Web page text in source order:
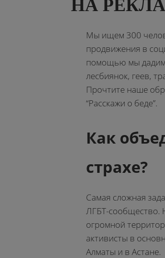
НА
Мы ищем 300
продвижения в
помощью мы дадим
лесбиянок, геев,
Прочтите наше
“Расскажи о беде”.
Как
страхе?
Самая сложная
ЛГБТ-сообщество.
огромной
активисты в
Алматы и в Астане.